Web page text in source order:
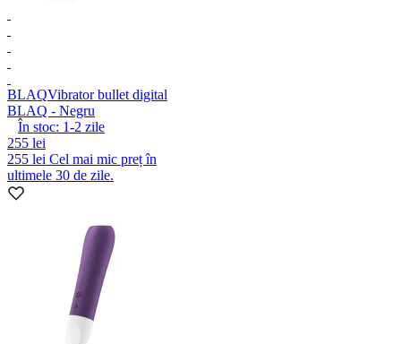
BLAQVibrator bullet digital
BLAQ - Negru
În stoc: 1-2 zile
255 lei
255 lei Cel mai mic preț în
ultimele 30 de zile.